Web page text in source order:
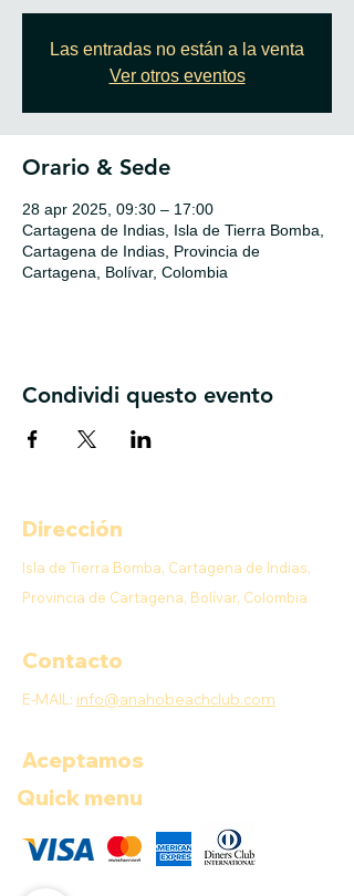
Las entradas no están a la venta
Ver otros eventos
Orario & Sede
28 apr 2025, 09:30 – 17:00
Cartagena de Indias, Isla de Tierra Bomba,
Cartagena de Indias, Provincia de
Cartagena, Bolívar, Colombia
Condividi questo evento
Dirección
Isla de Tierra Bomba, Cartagena de Indias,
Provincia de Cartagena, Bolívar, Colombia
Contacto
E-MAIL: info@anahobeachclub.com
Aceptamos
Quick menu